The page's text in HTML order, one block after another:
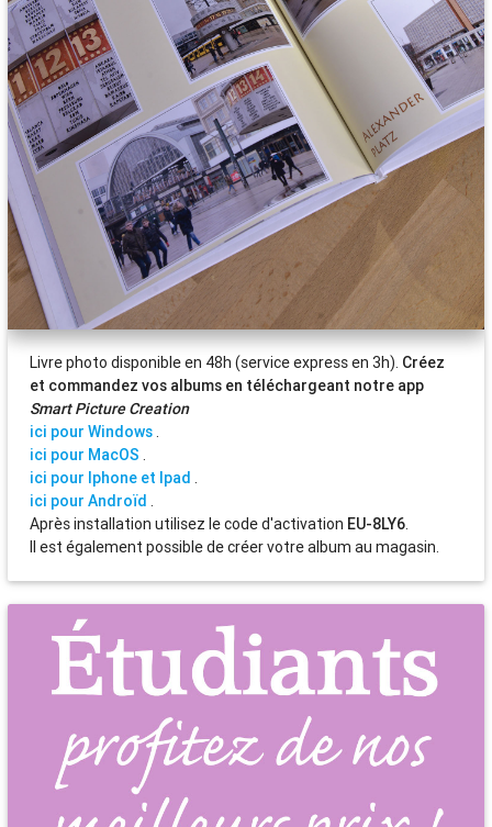
Livre photo disponible en 48h (service express en 3h). Créez
et commandez vos albums en téléchargeant notre app
Smart Picture Creation
ici pour Windows.
ici pour MacOS
ici pour Iphone et Ipad
ici pour Androïd
Après installation utilisez le code d'activation EU-8LY6.
Il est également possible de créer votre album au magasin.